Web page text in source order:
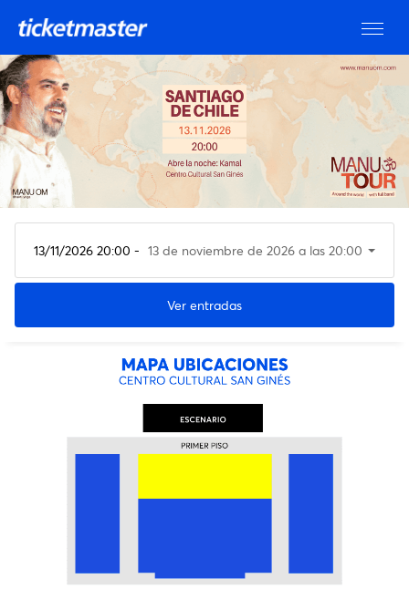
13/11/2026 20:00 - 13 de noviembre de 2026 a las 20:00
Ver entradas